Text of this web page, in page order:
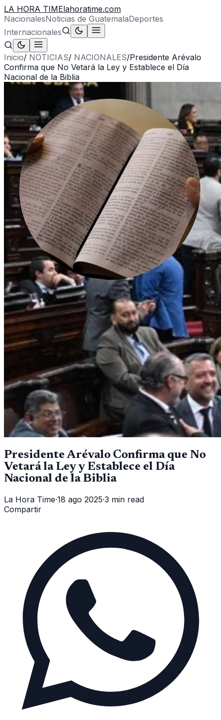
LA HORA TIMElahoratime.com
NacionalesNoticias de GuatemalaDeportes
Internacionales
Inicio/ NOTICIAS/ NACIONALES/Presidente Arévalo
Confirma que No Vetará la Ley y Establece el Día
Nacional de la Biblia
Presidente Arévalo Confirma que No
Vetará la Ley y Establece el Día
Nacional de la Biblia
La Hora Time·18 ago 2025·3 min read
Compartir